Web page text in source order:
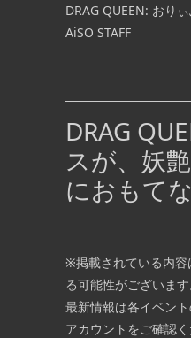
DRAG QUEEN: おりぃ
AiSO STAFF
DRAG
スが、妖
におもて
※掲載されている内容
る可能性がございます
最新情報は各イベン
アカウントをご確認く